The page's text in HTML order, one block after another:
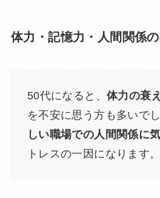
体力・記憶力・人間関係
50代になると、体力の衰
を不安に思う方も多いで
しい職場での人間関係に
トレスの一因になります。